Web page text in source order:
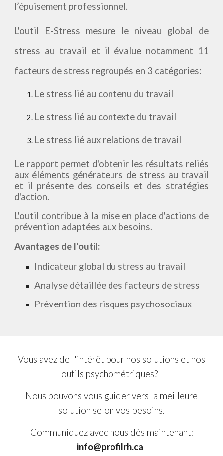
l’épuisement professionnel.
L'outil E-Stress mesure le niveau global de
stress au travail et il évalue notamment 11
facteurs de stress regroupés en 3 catégories:
Le stress lié au contenu du travail
Le stress lié au contexte du travail
Le stress lié aux relations de travail
Le rapport permet d'obtenir les résultats reliés
aux éléments générateurs de stress au travail
et il présente des conseils et des stratégies
d'action.
L'outil contribue à la mise en place d'actions de
prévention adaptées aux besoins.
Avantages de l'outil:
Indicateur global du stress au travail
Analyse détaillée des facteurs de stress
Prévention des risques psychosociaux
Vous avez de l'intérêt pour nos solutions et nos
outils psychométriques?
Nous pouvons vous guider vers la meilleure
solution selon vos besoins.
Communiquez avec nous dès maintenant:
info@profilrh.ca